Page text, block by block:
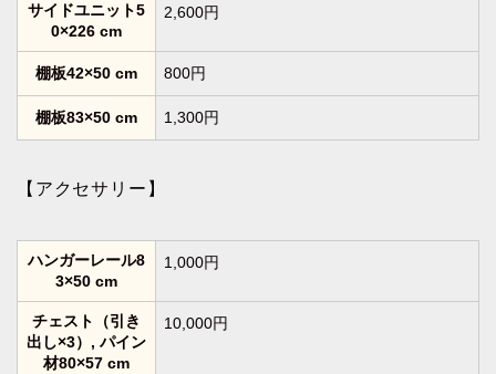
サイドユニット5
0×226 cm
2,600円
棚板42×50 cm 800円
棚板83×50 cm 1,300円
【アクセサリー】
ハンガーレール8
3×50 cm
1,000円
チェスト（引き
出し×3）, パイン
材80×57 cm
10,000円